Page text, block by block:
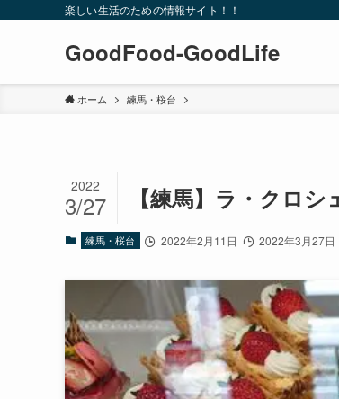
楽しい生活のための情報サイト！！
GoodFood-GoodLife
ホーム 練馬・桜台
【練馬】ラ・クロ
2022
3/27
練馬・桜台 2022年2月11日 2022年3月27日